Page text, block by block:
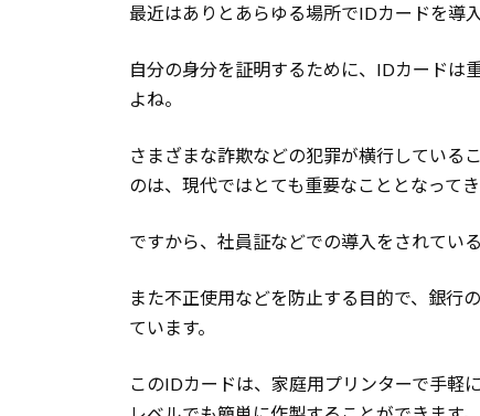
最近はありとあらゆる場所でIDカードを導
自分の身分を証明するために、IDカードは
よね。
さまざまな詐欺などの犯罪が横行している
のは、現代ではとても重要なこととなってき
ですから、社員証などでの導入をされてい
また不正使用などを防止する目的で、銀行
ています。
このIDカードは、家庭用プリンターで手軽